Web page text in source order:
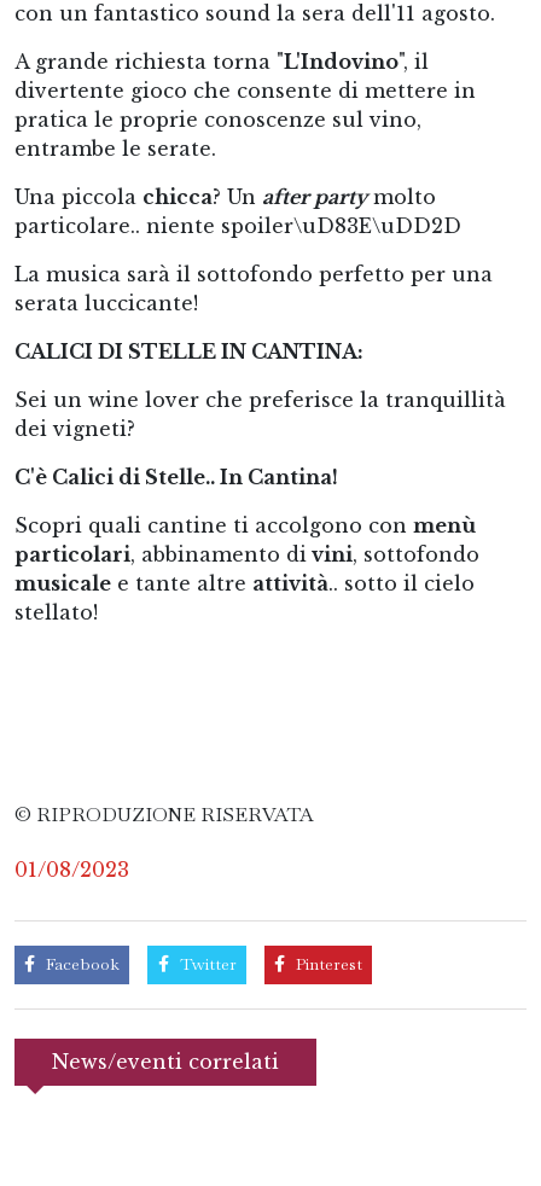
con un fantastico sound la sera dell'11 agosto.
A grande richiesta torna "L'Indovino", il
divertente gioco che consente di mettere in
pratica le proprie conoscenze sul vino,
entrambe le serate.
Una piccola chicca? Un after partymolto
particolare.. niente spoiler\uD83E\uDD2D
La musica sarà il sottofondo perfetto per una
serata luccicante!
CALICI DI STELLE IN CANTINA:
Sei un wine lover che preferisce la tranquillità
dei vigneti?
C'è Calici di Stelle.. In Cantina!
Scopri quali cantine ti accolgono con menù
particolari, abbinamento di vini, sottofondo
musicale e tante altre attività.. sotto il cielo
stellato!
© RIPRODUZIONE RISERVATA
01/08/2023
Facebook Twitter Pinterest
News/eventi correlati